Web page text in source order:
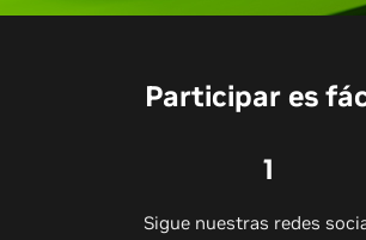
Participar es
1
Sigue nuestras redes